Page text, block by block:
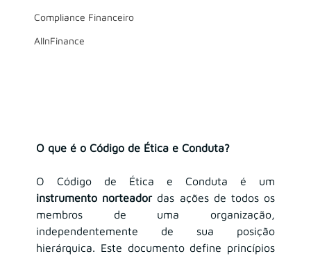
Compliance Financeiro
AIInFinance
O que é o Código de Ética e Conduta?
instrumento norteador das ações de todos os
membros de uma organização,
independentemente de sua posição
hierárquica. Este documento define princípios